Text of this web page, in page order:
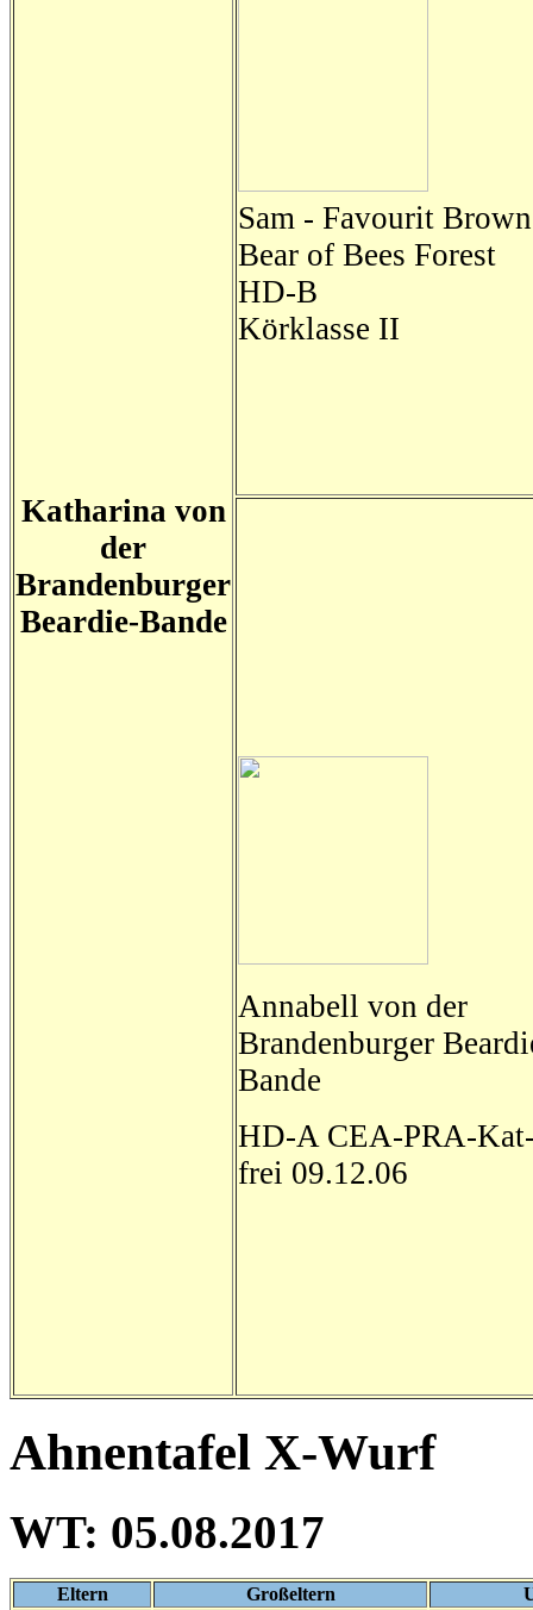
Katharina von
der
Brandenburger
Beardie-Bande
Sam - Favourit Brown
Bear of Bees Forest
HD-B
Körklasse II
Annabell von der
Brandenburger
Bande
HD-A CEA-PRA-
frei 09.12.06
Ahnentafel X-Wurf
WT: 05.08.2017
Eltern Großeltern